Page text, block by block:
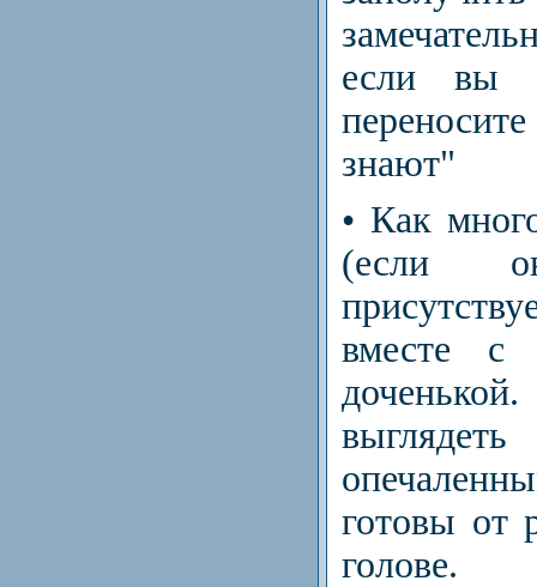
если вы
знают"
• Как
(если
вместе с
готовы от
голове.